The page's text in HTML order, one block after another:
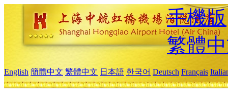
手機版
繁體
English 簡體中文 繁體中文 日本語 한국어 Deutsch Français